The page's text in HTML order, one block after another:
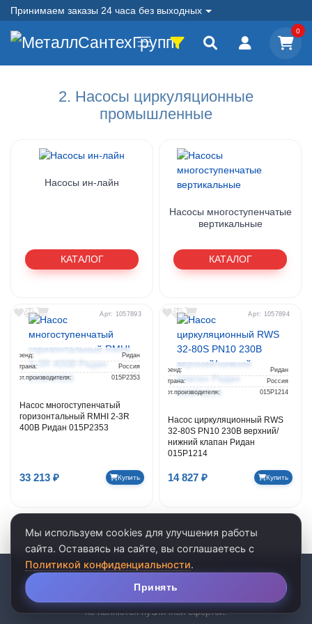
Принимаем заказы 24 часа без выходных
0
2. Насосы циркуляционные
промышленные
Насосы ин-лайн
КАТАЛОГ
Насосы многоступенчатые
вертикальные
КАТАЛОГ
Арт: 1057893
Бренд:
Ридан
Страна:
Россия
Арт.производителя:
015P2353
Насос многоступенчатый
горизонтальный RMHI 2-3R
400В Ридан 015P2353
33 213 ₽ Купить
Арт: 1057894
Бренд:
Ридан
Страна:
Россия
Арт.производителя:
015P1214
Насос циркуляционный RWS
32-80S PN10 230В верхний/
нижний клапан Ридан
015P1214
14 827 ₽ Купить
© 2026 · ООО «АКВАРЕЛЬ»
Популярные страницы
Цены и характеристики товаров носят информативный характер и
не являются публичной офертой.
Мы используем cookies для улучшения работы
сайта. Оставаясь на сайте, вы соглашаетесь с
Политикой конфиденциальности.
Принять